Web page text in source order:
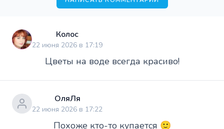
Колос
22 июня 2026 в 17:19
Цветы на воде всегда красиво!
ОляЛя
22 июня 2026 в 17:22
Похоже кто-то купается 🙂